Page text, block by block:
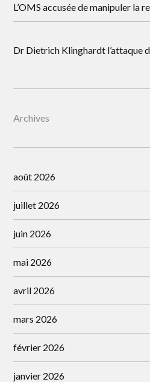
L’OMS accusée de manipuler la
Dr Dietrich Klinghardt l’attaque
Archives
août 2026
juillet 2026
juin 2026
mai 2026
avril 2026
mars 2026
février 2026
janvier 2026